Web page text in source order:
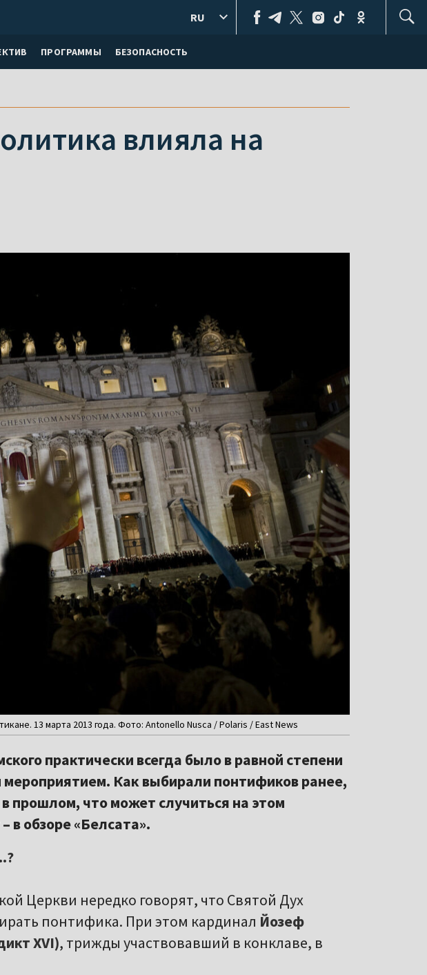
ПРОГРАММЫ БЕЗОПАСНОСТЬ
RU
влияла на
13 марта 2013 года. Фото: Antonello Nusca / Polaris / East News
практически всегда было в равной степени
Как выбирали понтификов ранее,
прошлом, что может случиться на этом
в обзоре «Белсата».
Церкви нередко говорят, что Святой Дух
понтифика. При этом кардинал Йозеф
XVI), трижды участвовавший в конклаве, в